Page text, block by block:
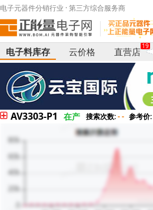
电子元器件分销行业 · 第三方综合服务商
电子料库存 云价格 直营店
19
AV3303-P1 在产 搜索次数:- - 参考价: